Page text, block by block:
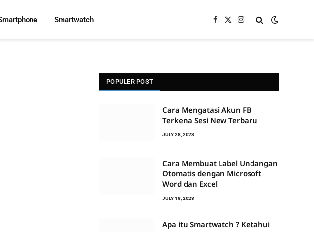
Smartwatch Facebook
X
Instagram
POPULER POST
Cara Mengatasi Akun FB
Terkena Sesi New Terbaru
JULY 28, 2023
Cara Membuat Label Undangan
Otomatis dengan Microsoft
Word dan Excel
JULY 18, 2023
Apa itu Smartwatch ? Ketahui